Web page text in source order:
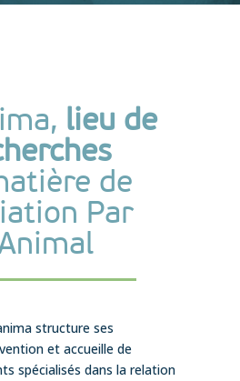
lieu de
de
Par
structure ses
et accueille de
spécialisés dans la relation